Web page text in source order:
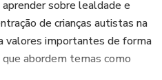
sobre lealdade e
de crianças autistas na
valores importantes de forma
abordem temas como